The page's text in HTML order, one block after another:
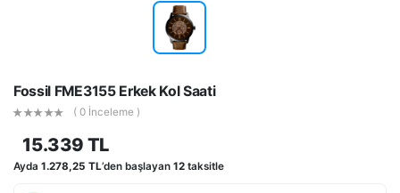
Fossil FME3155 Erkek Kol Saati
( 0 İnceleme )
15.339 TL
Ayda 1.278,25 TL’den başlayan 12 taksitle